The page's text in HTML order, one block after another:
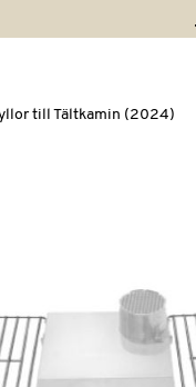
till Tältkamin (2024)